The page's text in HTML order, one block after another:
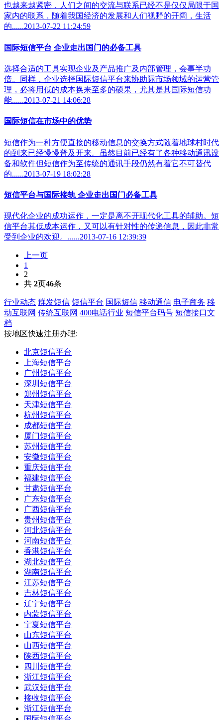
也越来越紧密，人们之间的交流与联系已经不是仅仅局限于国
家内的联系，随着我国经济的发展和人们视野的开阔，生活
的......2013-07-22 11:24:59
国际短信平台 企业走出国门的必备工具
选择合适的工具实现企业及产品推广及内部管理，会事半功
倍。同样，企业选择国际短信平台来协助际市场领域的运营管
理，必将用低的成本换来至多的硕果，尤其是其国际短信功
能......2013-07-21 14:06:28
国际短信在市场中的优势
短信作为一种方便直接的移动信息的交换方式随着地球村时代
的到来已经慢慢普及开来。虽然目前已经有了各种移动通讯设
备和软件但短信作为至传统的通讯手段仍然有着它不可替代
的......2013-07-19 18:02:28
短信平台与国际接轨 企业走出国门必备工具
现代化企业的成功运作，一定是离不开现代化工具的辅助。短
信平台其低成本运作，又可以有针对性的传递信息，因此非常
受到企业的欢迎。......2013-07-16 12:39:39
上一页
1
2
共 2页46条
行业动态 群发短信 短信平台 国际短信 移动通信 电子商务 移
动互联网 传统互联网 400电话行业 短信平台码号 短信接口文
档
按地区快速注册办理:
北京短信平台
上海短信平台
广州短信平台
深圳短信平台
郑州短信平台
天津短信平台
杭州短信平台
成都短信平台
厦门短信平台
苏州短信平台
安徽短信平台
重庆短信平台
福建短信平台
甘肃短信平台
广东短信平台
广西短信平台
贵州短信平台
河北短信平台
河南短信平台
香港短信平台
湖北短信平台
湖南短信平台
江苏短信平台
吉林短信平台
辽宁短信平台
内蒙短信平台
宁夏短信平台
山东短信平台
山西短信平台
陕西短信平台
四川短信平台
浙江短信平台
武汉短信平台
接收短信平台
浙江短信平台